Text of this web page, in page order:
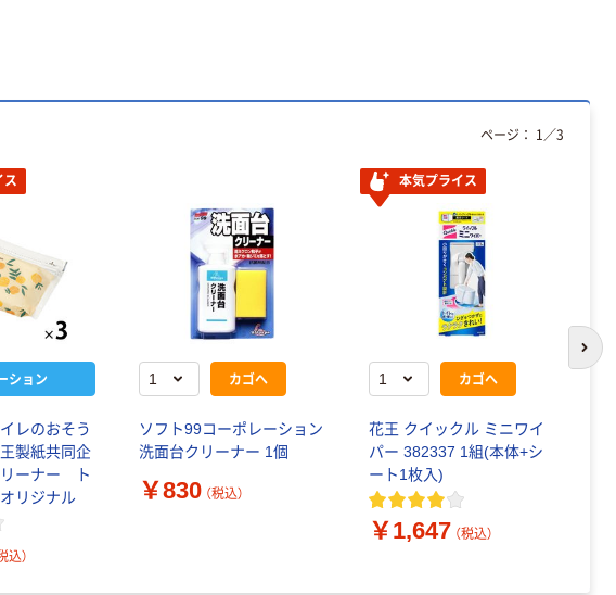
ス
ション
レのおそう
製紙共同企
ーナー ト
リジナル
込）
カゴへ
ソフト99コーポレーション
洗面台クリーナー 1個
￥830 （税込）
本気プライス
カゴへ
花王 クイックル ミニワイ
パー 382337 1組(本体+シ
ート1枚入)
￥1,647 （税込）
ページ： 1 ／3
次